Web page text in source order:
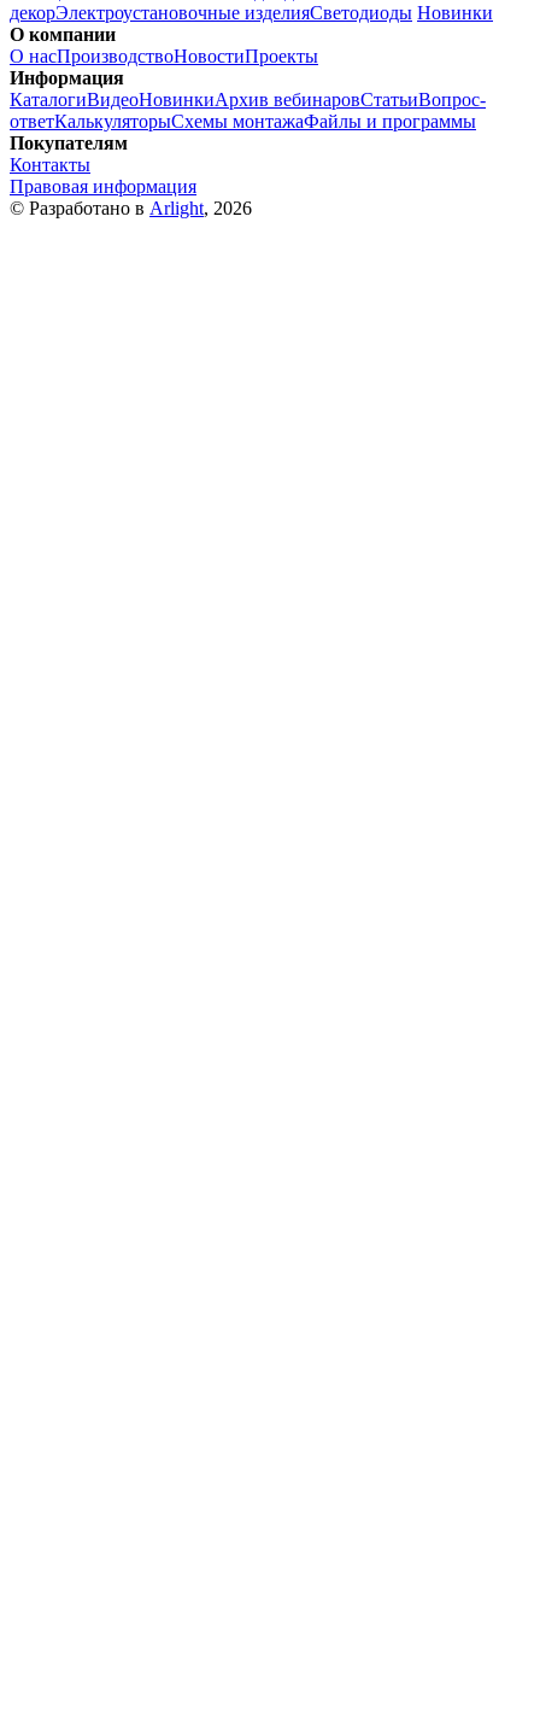
декорЭлектроустановочные изделияСветодиоды Новинки
О компании
О насПроизводствоНовостиПроекты
Информация
КаталогиВидеоНовинкиАрхив вебинаровСтатьиВопрос-
ответКалькуляторыСхемы монтажаФайлы и программы
Покупателям
Контакты
Правовая информация
© Разработано в Arlight, 2026